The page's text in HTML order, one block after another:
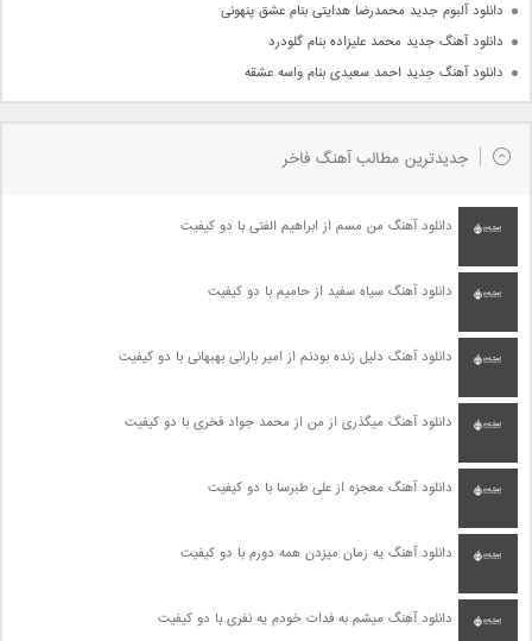
دانلود آلبوم جدید محمدرضا هدایتی بنام عشق پنهونی
دانلود آهنگ جدید محمد علیزاده بنام گلودرد
دانلود آهنگ جدید احمد سعیدی بنام واسه عشقه
جدیدترین مطالب آهنگ فاخر
دانلود آهنگ من مسم از ابراهیم الفتی با دو کیفیت
دانلود آهنگ سیاه سفید از حامیم با دو کیفیت
دانلود آهنگ دلیل زنده بودنم از امیر بارانی بهبهانی با دو کیفیت
دانلود آهنگ میگذری از من از محمد جواد فخری با دو کیفیت
دانلود آهنگ معجزه از علی طبرسا با دو کیفیت
دانلود آهنگ یه زمان میزدن همه دورم با دو کیفیت
دانلود آهنگ میشم به فدات خودم یه نفری با دو کیفیت